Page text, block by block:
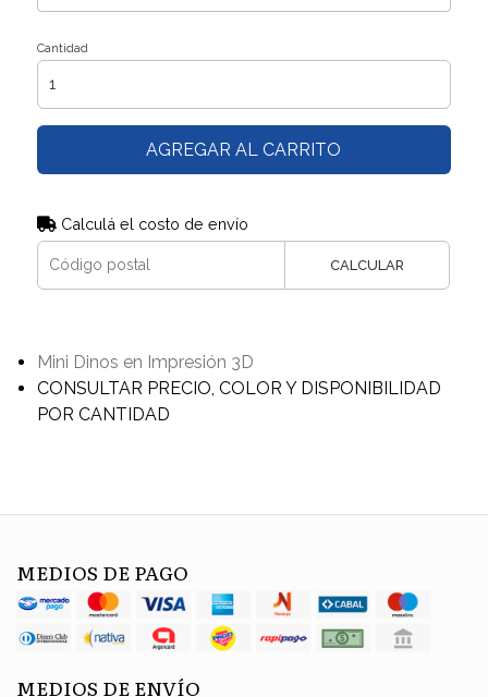
Cantidad
AGREGAR AL CARRITO
Calculá el costo de envío
CALCULAR
Mini Dinos en Impresión 3D
CONSULTAR PRECIO, COLOR Y DISPONIBILIDAD
POR CANTIDAD
MEDIOS DE PAGO
MEDIOS DE ENVÍO